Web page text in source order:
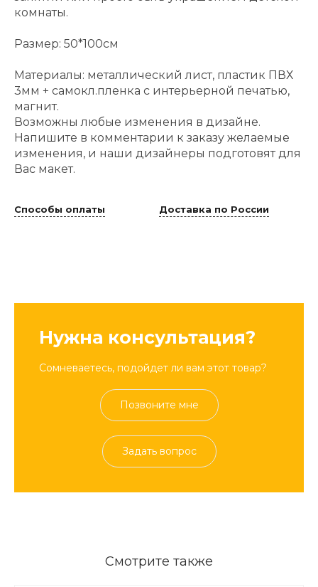
комнаты.
Размер: 50*100см
Материалы: металлический лист, пластик ПВХ
3мм + самокл.пленка с интерьерной печатью,
магнит.
Возможны любые изменения в дизайне.
Напишите в комментарии к заказу желаемые
изменения, и наши дизайнеры подготовят для
Вас макет.
Способы оплаты Доставка по России
Нужна консультация?
Сомневаетесь, подойдет ли вам этот товар?
Позвоните мне
Задать вопрос
Смотрите также